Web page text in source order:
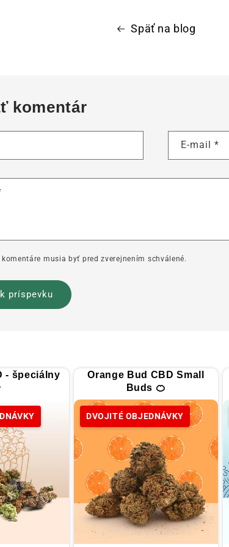
Späť na blog
komentár
E-mail *
komentáre musia byť pred zverejnením schválené.
- špeciálny
Orange Bud CBD Small
Buds 🍊
DVOJITÉ OBJEDNÁVKY